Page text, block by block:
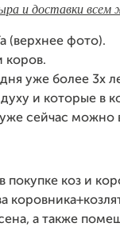
и доставки
(верхнее фото).
коров.
уже более 3х
и которые в
сейчас можно
покупке коз и
а также